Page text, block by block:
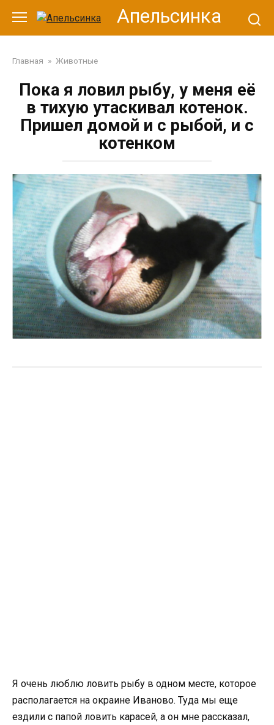
контенту
Апельсинка
Главная » Животные
Пока я ловил рыбу, у меня её
в тихую утаскивал котенок.
Пришел домой и с рыбой, и с
котенком
Я очень люблю ловить рыбу в одном месте, которое
располагается на окраине Иваново. Туда мы еще
ездили с папой ловить карасей, а он мне рассказал,